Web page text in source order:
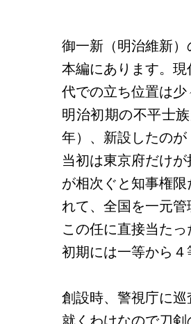
御一新（明治維新
本編にあります。
代での立ち位置は
明治初期の不平士
年）、新設したの
当初は東京府だけ
が相次ぐと知事権
れて、全国を一元
この任に直接当た
初期には一等から
創設時、警視庁に
就くわけなので刀